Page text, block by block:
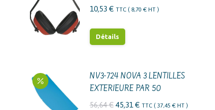
10,53 € TTC ( 8,70 €HT )
Détails
NV3-724 NOVA 3 LENTILLES
EXTERIEURE PAR 50
56,64€ Le
45,31 €Le
TTC ( 37,45 €HT )